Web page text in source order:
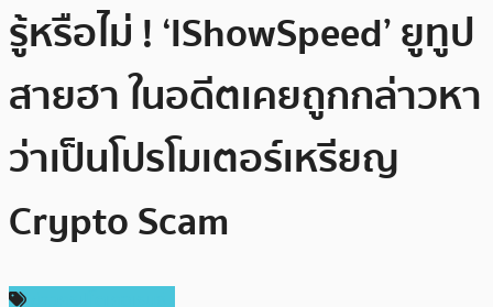
รู้หรือไม่ ! ‘IShowSpeed’ ยูทูป
สายฮา ในอดีตเคยถูกกล่าวหา
ว่าเป็นโปรโมเตอร์เหรียญ
Crypto Scam